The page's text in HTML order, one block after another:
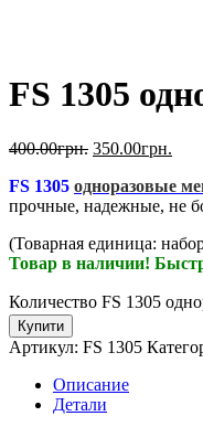
FS 1305
400.00грн. 350.00грн.
FS 1305 одноразовые
прочные, надежные, не
(Товарная единица:
Товар в наличии!
Количество FS 1305
Купити
Артикул: FS 1305
Описание
Детали